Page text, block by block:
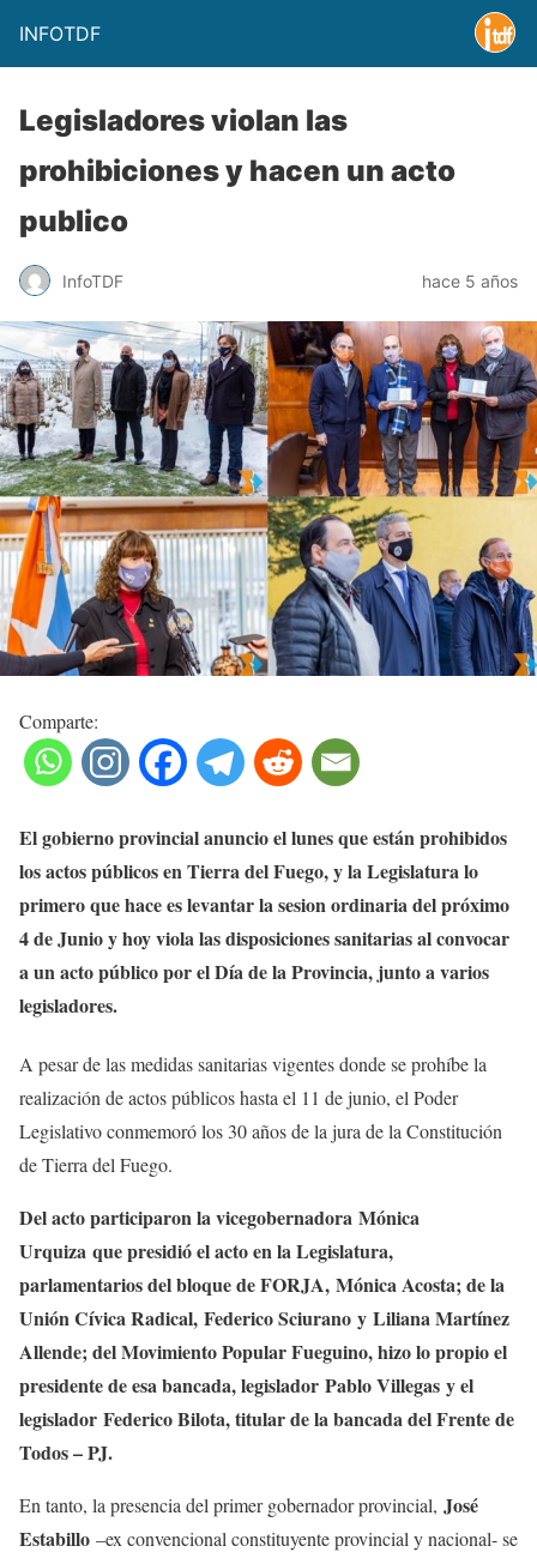
INFOTDF
Legisladores violan las
prohibiciones y hacen un acto
publico
InfoTDF hace 5 años
Comparte:
El gobierno provincial anuncio el lunes que están prohibidos
los actos públicos en Tierra del Fuego, y la Legislatura lo
primero que hace es levantar la sesion ordinaria del próximo
4 de Junio y hoy viola las disposiciones sanitarias al convocar
a un acto público por el Día de la Provincia, junto a varios
legisladores.
A pesar de las medidas sanitarias vigentes donde se prohíbe la
realización de actos públicos hasta el 11 de junio, el Poder
Legislativo conmemoró los 30 años de la jura de la Constitución
de Tierra del Fuego.
Del acto participaron la vicegobernadora Mónica
Urquiza que presidió el acto en la Legislatura,
parlamentarios del bloque de FORJA, Mónica Acosta; de la
Unión Cívica Radical, Federico Sciurano y Liliana Martínez
Allende; del Movimiento Popular Fueguino, hizo lo propio el
presidente de esa bancada, legislador Pablo Villegas y el
legislador Federico Bilota, titular de la bancada del Frente de
Todos – PJ.
En tanto, la presencia del primer gobernador provincial, José
Estabillo –ex convencional constituyente provincial y nacional- se